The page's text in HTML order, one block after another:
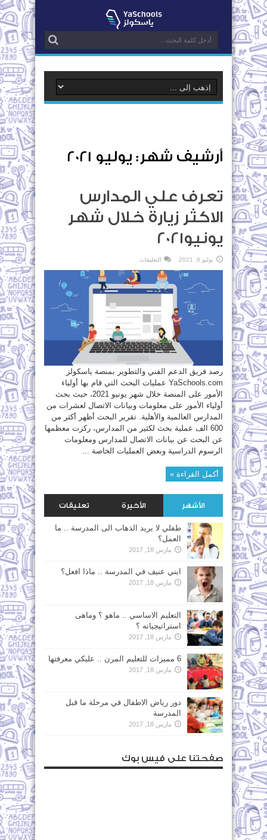
أرشيف شهر: يوليو 2021
تعرف علي المدارس
الاكثر زيارة خلال شهر
يونيو2021
يوليو 6, 2021 التعليقات
علي
المدارس
الاكثر
يونيو2021
مغلقة
رصد فريق الدعم الفني والتطوير بمنصة ياسكولز
YaSchools.com عمليات البحث التي قام بها أولياء
الأمور على المنصة خلال شهر يونيو 2021، حيث بحث
أولياء الأمور على معلومات وبيانات الاتصال لعشرات من
المدارس العالمية والأهلية. تقرير البحث أظهر أكثر من
600 الف عملية بحث لكثير من المدارس، ركزت معظمها
عن البحث عن بيانات الاتصال للمدارس ومعلومات
الرسوم الدراسية وبعض العمليات الخاصة ...
أكمل القراءة »
الأشهر الأخيرة تعليقات
طفلي لا يريد الذهاب الى المدرسة .. ما
العمل؟
مارس 18, 2017
ابني عنيف في المدرسة .. ماذا افعل؟
مارس 18, 2017
التعليم الاساسي .. ماهو ؟ وماهى
استراتيجياته ؟
مارس 18, 2017
6 مميزات للتعليم المرن .. عليكي معرفتها
مارس 18, 2017
دور رياض الاطفال في مرحلة ما قبل
المدرسة
مارس 18, 2017
صفحتنا على فيس بوك